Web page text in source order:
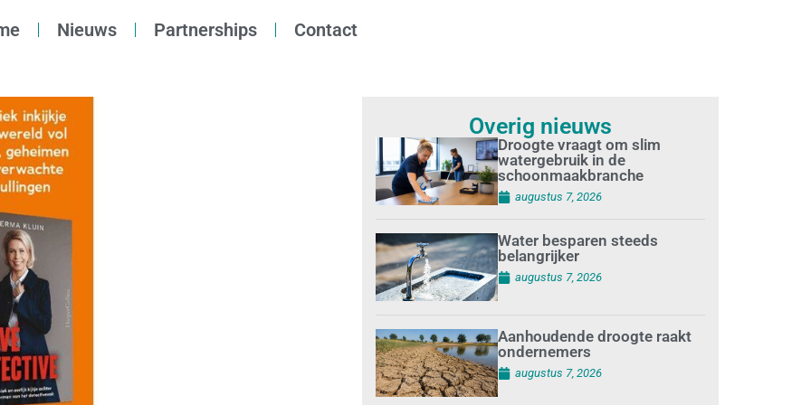
Nieuws Partnerships Contact
Overig nieuws
Droogte vraagt om slim
watergebruik in de
schoonmaakbranche
augustus 7, 2026
Water besparen steeds
belangrijker
augustus 7, 2026
Aanhoudende droogte raakt
ondernemers
augustus 7, 2026